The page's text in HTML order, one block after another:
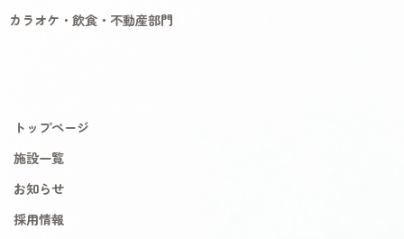
カラオケ・飲食・不動産部門
トップページ
施設一覧
お知らせ
採用情報